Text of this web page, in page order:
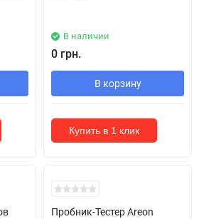
В наличии
0 грн.
В корзину
Купить в 1 клик
Кожні 1500₴ чеку = 1 тестер
Пробник-Тестер Areon